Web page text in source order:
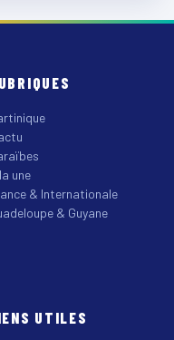
une
& Internationale
& Guyane
UTILES